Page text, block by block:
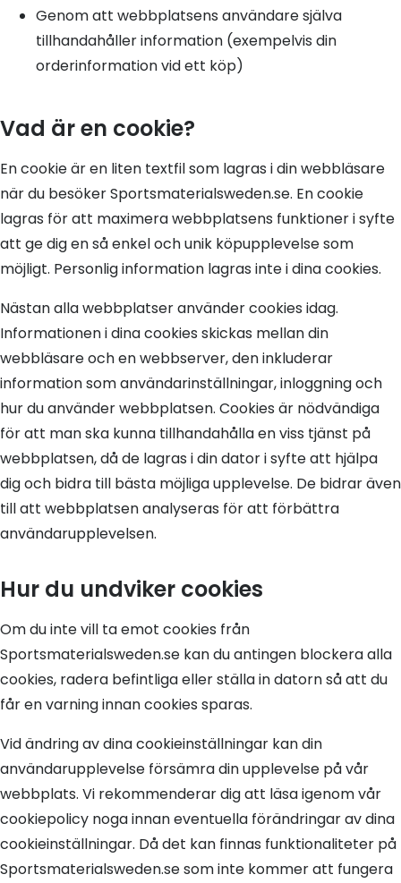
Genom att webbplatsens användare själva
tillhandahåller information (exempelvis din
orderinformation vid ett köp)
Vad är en cookie?
En cookie är en liten textfil som lagras i din webbläsare
när du besöker Sportsmaterialsweden.se. En cookie
lagras för att maximera webbplatsens funktioner i syfte
att ge dig en så enkel och unik köpupplevelse som
möjligt. Personlig information lagras inte i dina cookies.
Nästan alla webbplatser använder cookies idag.
Informationen i dina cookies skickas mellan din
webbläsare och en webbserver, den inkluderar
information som användarinställningar, inloggning och
hur du använder webbplatsen. Cookies är nödvändiga
för att man ska kunna tillhandahålla en viss tjänst på
webbplatsen, då de lagras i din dator i syfte att hjälpa
dig och bidra till bästa möjliga upplevelse. De bidrar även
till att webbplatsen analyseras för att förbättra
användarupplevelsen.
Hur du undviker cookies
Om du inte vill ta emot cookies från
Sportsmaterialsweden.se kan du antingen blockera alla
cookies, radera befintliga eller ställa in datorn så att du
får en varning innan cookies sparas.
Vid ändring av dina cookieinställningar kan din
användarupplevelse försämra din upplevelse på vår
webbplats. Vi rekommenderar dig att läsa igenom vår
cookiepolicy noga innan eventuella förändringar av dina
cookieinställningar. Då det kan finnas funktionaliteter på
Sportsmaterialsweden.se som inte kommer att fungera